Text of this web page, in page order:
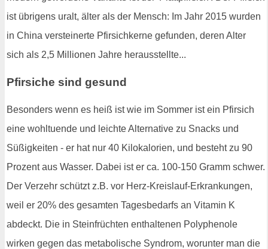
ist übrigens uralt, älter als der Mensch: Im Jahr 2015 wurden
in China versteinerte Pfirsichkerne gefunden, deren Alter
sich als 2,5 Millionen Jahre herausstellte...
Pfirsiche sind gesund
Besonders wenn es heiß ist wie im Sommer ist ein Pfirsich
eine wohltuende und leichte Alternative zu Snacks und
Süßigkeiten - er hat nur 40 Kilokalorien, und besteht zu 90
Prozent aus Wasser. Dabei ist er ca. 100-150 Gramm schwer.
Der Verzehr schützt z.B. vor Herz-Kreislauf-Erkrankungen,
weil er 20% des gesamten Tagesbedarfs an Vitamin K
abdeckt. Die in Steinfrüchten enthaltenen Polyphenole
wirken gegen das metabolische Syndrom, worunter man die